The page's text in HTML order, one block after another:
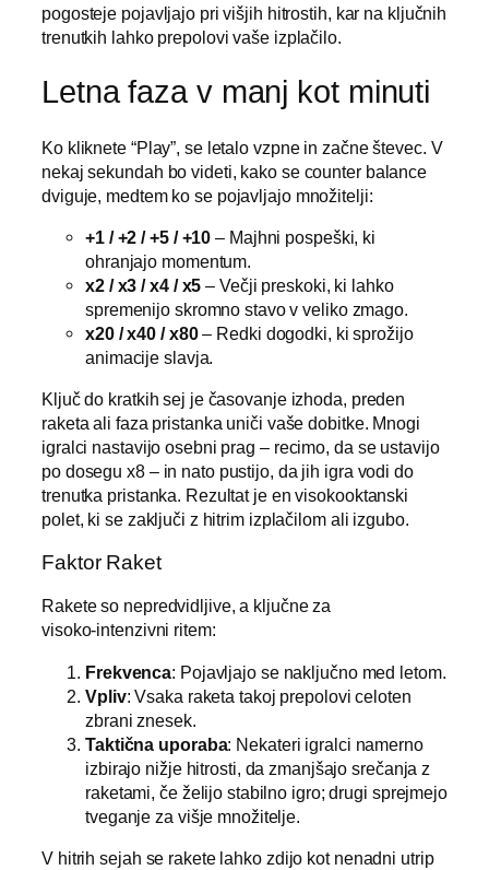
pogosteje pojavljajo pri višjih hitrostih, kar na ključnih
trenutkih lahko prepolovi vaše izplačilo.
Letna faza v manj kot minuti
Ko kliknete “Play”, se letalo vzpne in začne števec. V
nekaj sekundah bo videti, kako se counter balance
dviguje, medtem ko se pojavljajo množitelji:
+1 / +2 / +5 / +10 – Majhni pospeški, ki
ohranjajo momentum.
x2 / x3 / x4 / x5 – Večji preskoki, ki lahko
spremenijo skromno stavo v veliko zmago.
x20 / x40 / x80– Redki dogodki, ki sprožijo
animacije slavja.
Ključ do kratkih sej je časovanje izhoda, preden
raketa ali faza pristanka uniči vaše dobitke. Mnogi
igralci nastavijo osebni prag – recimo, da se ustavijo
po dosegu x8 – in nato pustijo, da jih igra vodi do
trenutka pristanka. Rezultat je en visokooktanski
polet, ki se zaključi z hitrim izplačilom ali izgubo.
Faktor Raket
Rakete so nepredvidljive, a ključne za
visoko‑intenzivni ritem:
Frekvenca: Pojavljajo se naključno med letom.
Vpliv: Vsaka raketa takoj prepolovi celoten
zbrani znesek.
Taktična uporaba: Nekateri igralci namerno
izbirajo nižje hitrosti, da zmanjšajo srečanja z
raketami, če želijo stabilno igro; drugi sprejmejo
tveganje za višje množitelje.
V hitrih sejah se rakete lahko zdijo kot nenadni utrip